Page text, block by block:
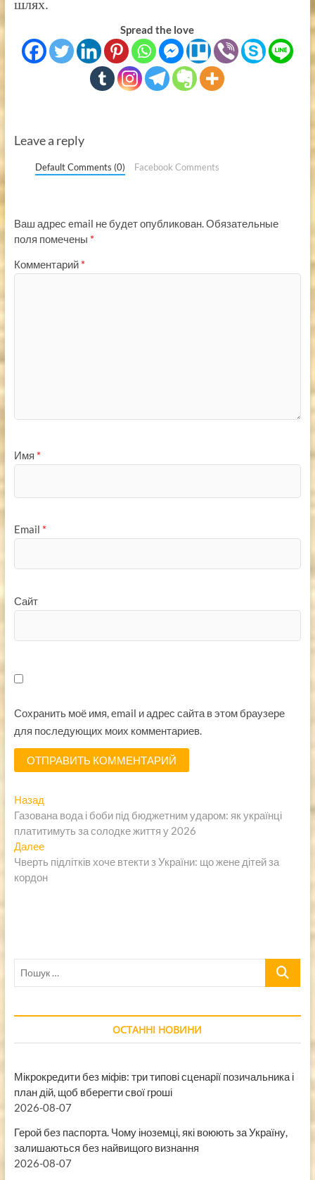
Spread the love
Leave a reply
Default Comments (0) Facebook Comments
Ваш адрес email не будет опубликован.Обязательные
поля помечены *
Комментарий *
Имя *
Email *
Сайт
Сохранить моё имя, email и адрес сайта в этом браузере
для последующих моих комментариев.
Навигация
по
записям
НазадПредыдущая
запись:
Газована вода і боби під бюджетним ударом: як українці
платитимуть за солодке життя у 2026
ДалееСледующая
запись:
Чверть підлітків хоче втекти з України: що жене дітей за
кордон
Пошук
ОСТАННІ НОВИНИ
Мікрокредити без міфів: три типові сценарії позичальника і
план дій, щоб вберегти свої гроші
2026-08-07
Герой без паспорта. Чому іноземці, які воюють за Україну,
залишаються без найвищого визнання
2026-08-07